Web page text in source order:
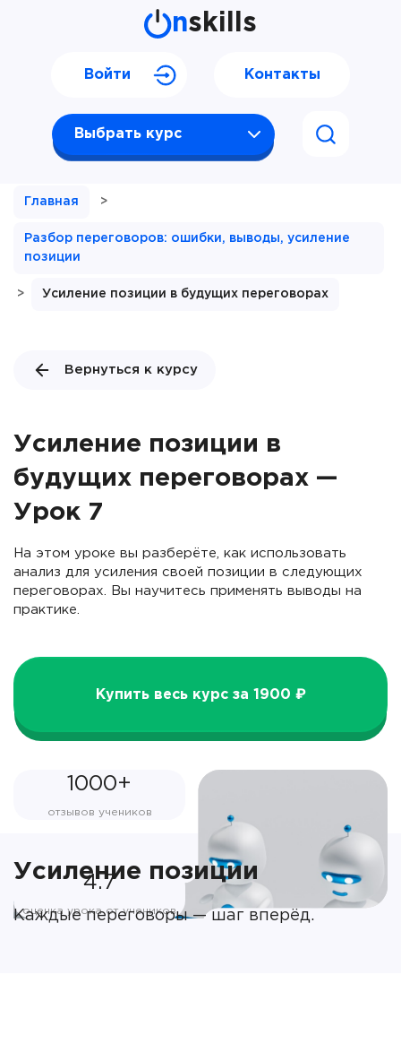
nskills
Выбрать курс
Войти Контакты
Главная >
Разбор переговоров: ошибки, выводы, усиление
позиции
> Усиление позиции в будущих переговорах
Вернуться к курсу
Усиление позиции в
будущих переговорах —
Урок 7
На этом уроке вы разберёте, как использовать
анализ для усиления своей позиции в следующих
переговорах. Вы научитесь применять выводы на
практике.
Купить весь курс за 1900 ₽
1000+
отзывов учеников
4.7
оценка урока от учеников
Усиление позиции
Каждые переговоры — шаг вперёд.